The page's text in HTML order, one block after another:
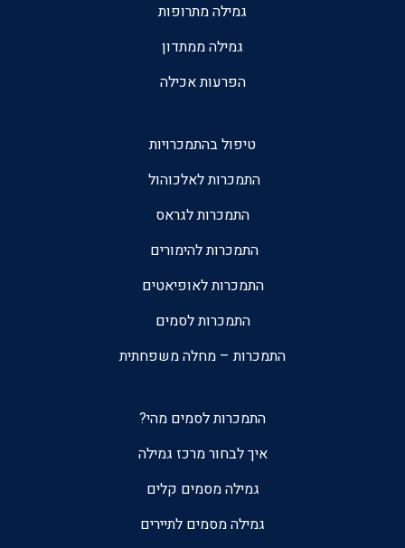
גמילה מתרופות
גמילה ממתדון
הפרעות אכילה
טיפול בהתמכרויות
התמכרות לאלכוהול
התמכרות לגראס
התמכרות להימורים
התמכרות לאופיאטים
התמכרות לסמים
התמכרות – מחלה משפחתית
התמכרות לסמים מהי?
איך לבחור מרכז גמילה
גמילה מסמים קלים
גמילה מסמים לתיירים